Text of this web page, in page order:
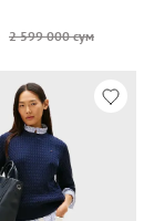
2 599 000 сум